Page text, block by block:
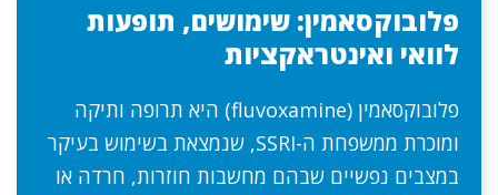
פלובוקסאמין: שימושים, תופעות
לוואי ואינטראקציות
פלובוקסאמין (fluvoxamine) היא תרופה ותיקה
ומוכרת ממשפחת ה-SSRI, שנמצאת בשימוש בעיקר
במצבים נפשיים שבהם מחשבות חוזרות, חרדה או